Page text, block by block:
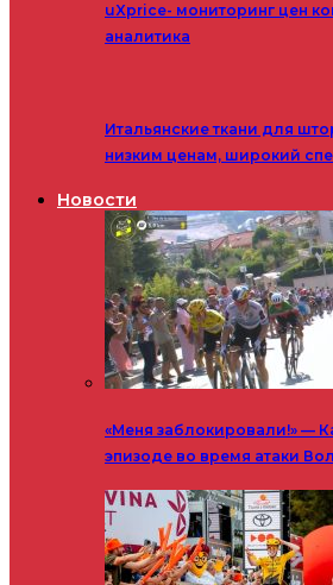
uXprice- мониторинг цен
аналитика
Итальянские ткани для
низким ценам, широкий
Новости
«Меня заблокировали!» —
эпизоде во время атаки